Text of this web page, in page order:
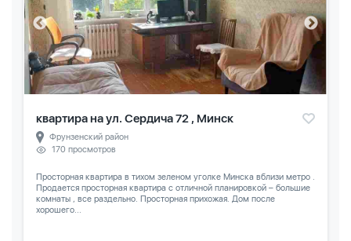
квартира на ул. Сердича 72 , Минск
Фрунзенский район
170 просмотров
Просторная квартира в тихом зеленом уголке Минска вблизи метро .
Продается просторная квартира с отличной планировкой – большие
комнаты , все раздельно. Просторная прихожая. Дом после
хорошего...